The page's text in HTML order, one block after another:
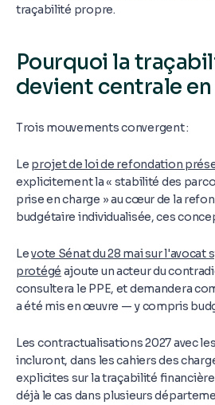
traçabilité propre.
Pourquoi la
devient centrale
Trois mouvements convergent :
Le projet de loi de refondation
explicitement la « stabilité des
prise en charge » au cœur de la
budgétaire individualisée, ces
Levote Sénat du 28 mai sur l'avocat
protégé ajoute un acteur du
consultera le PPE, et demandera
a été mis en œuvre — y compris
Les contractualisations 2027 avec
incluront, dans les cahiers des
explicites sur la traçabilité
déjà le cas dans plusieurs